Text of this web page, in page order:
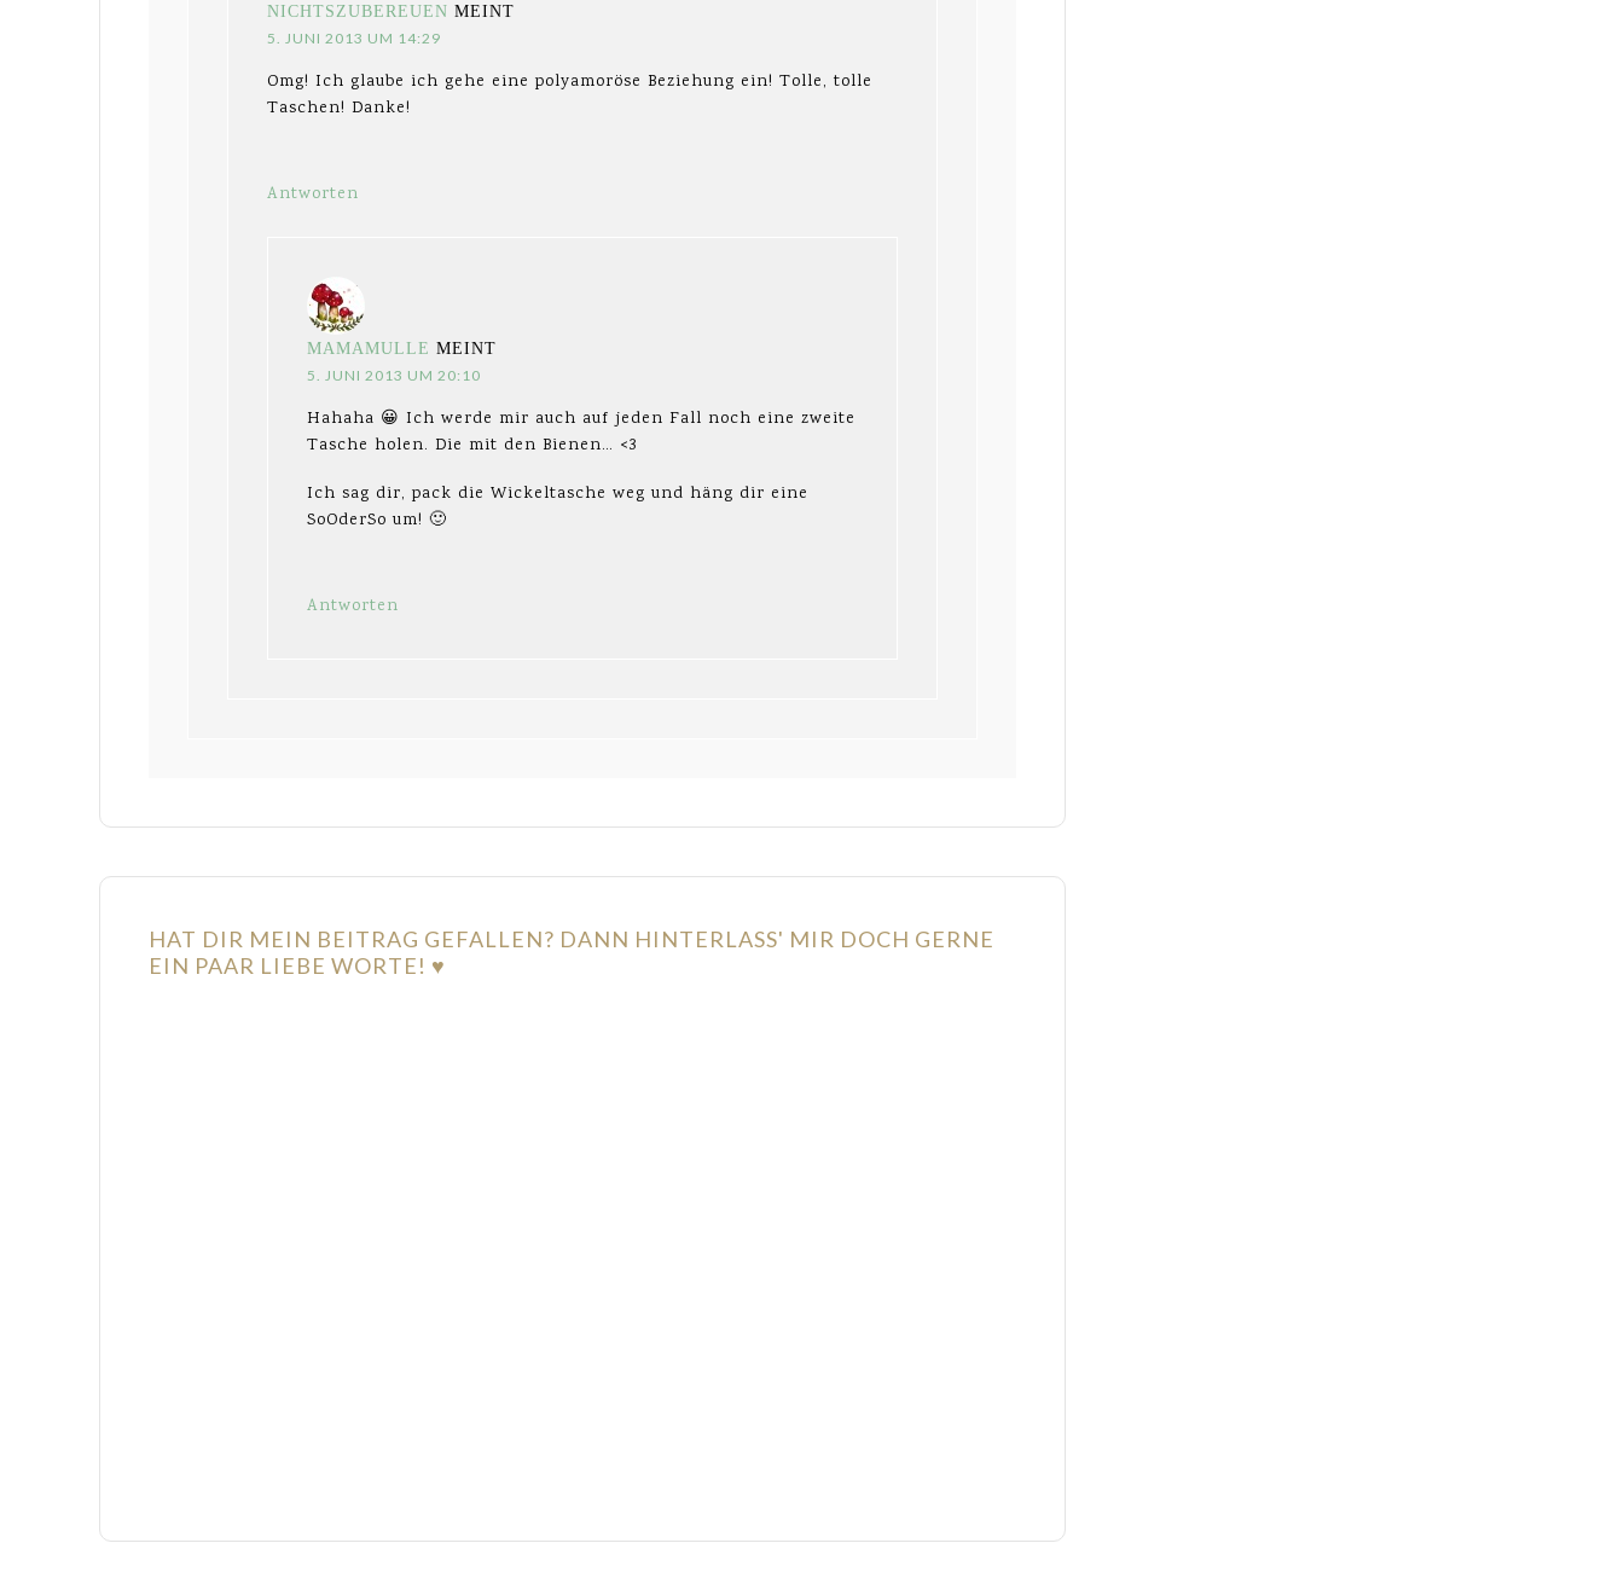
NICHTSZUBEREUEN MEINT
5. JUNI 2013 UM 14:29
Omg! Ich glaube ich gehe eine polyamoröse Beziehung ein! Tolle, tolle
Taschen! Danke!
Antworten
MAMAMULLE MEINT
5. JUNI 2013 UM 20:10
Hahaha 😀 Ich werde mir auch auf jeden Fall noch eine zweite
Tasche holen. Die mit den Bienen… <3
Ich sag dir, pack die Wickeltasche weg und häng dir eine
SoOderSo um! 🙂
Antworten
HAT DIR MEIN BEITRAG GEFALLEN? DANN HINTERLASS' MIR DOCH GERNE
EIN PAAR LIEBE WORTE! ♥